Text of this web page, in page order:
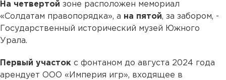
На четвертой зоне расположен мемориал
«Солдатам правопорядка», а на пятой, за забором, -
Государственный исторический музей Южного
Урала.
Первый участок с фонтаном до августа 2024 года
арендует ООО «Империя игр», входящее в